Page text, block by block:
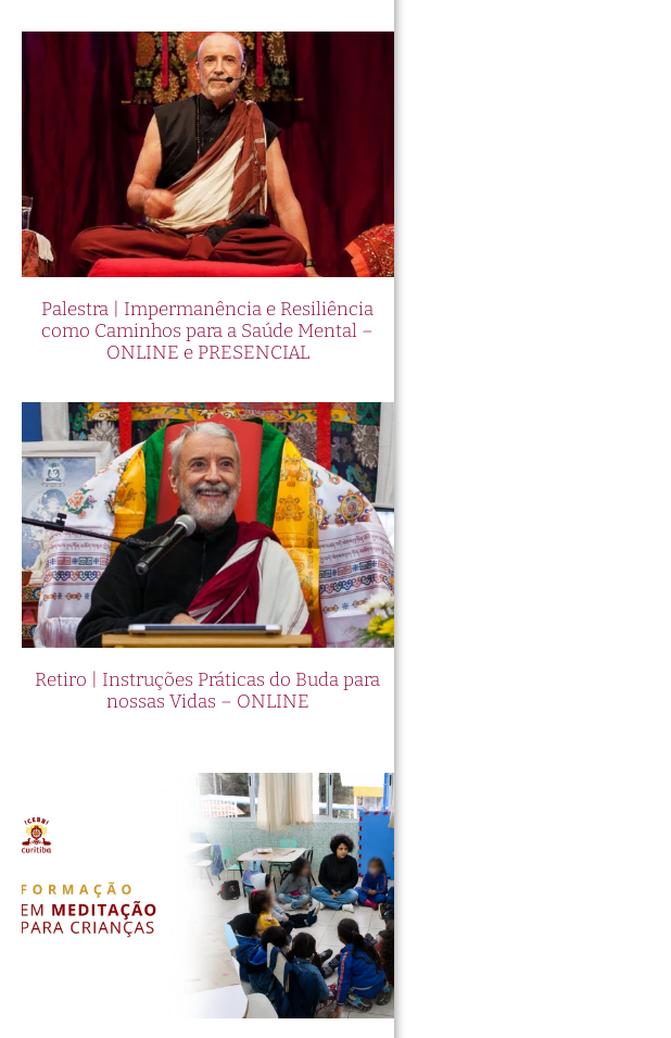
Palestra | Impermanência e Resiliência
como Caminhos para a Saúde Mental –
ONLINE e PRESENCIAL
Retiro | Instruções Práticas do Buda para
nossas Vidas – ONLINE